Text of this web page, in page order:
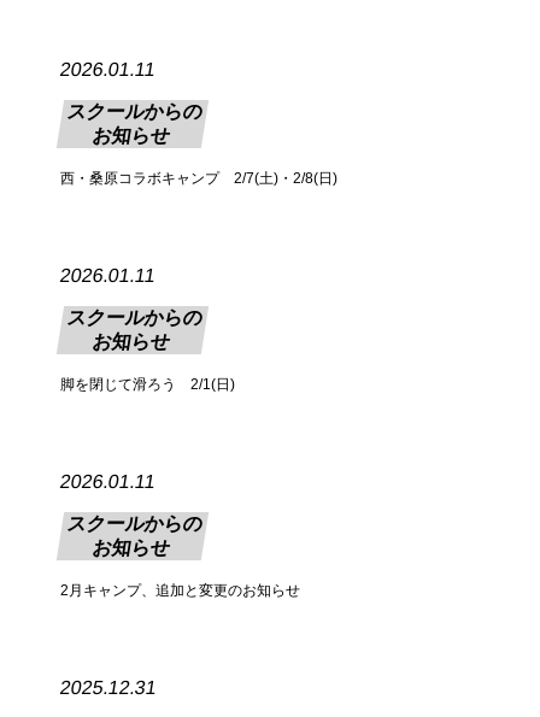
2026.01.11
スクールからの
お知らせ
西・桑原コラボキャンプ 2/7(土)・2/8(日)
2026.01.11
スクールからの
お知らせ
脚を閉じて滑ろう 2/1(日)
2026.01.11
スクールからの
お知らせ
2月キャンプ、追加と変更のお知らせ
2025.12.31